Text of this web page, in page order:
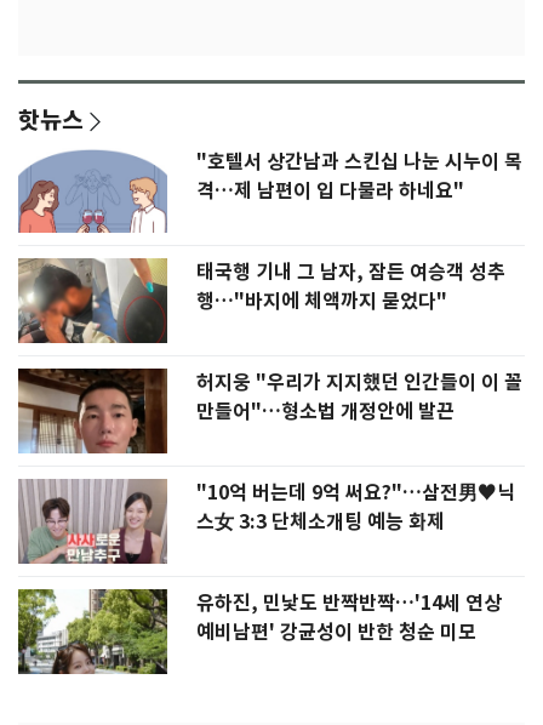
핫뉴스
"호텔서 상간남과 스킨십 나눈 시누이 목
격…제 남편이 입 다물라 하네요"
태국행 기내 그 남자, 잠든 여승객 성추
행…"바지에 체액까지 묻었다"
허지웅 "우리가 지지했던 인간들이 이 꼴
만들어"…형소법 개정안에 발끈
"10억 버는데 9억 써요?"…삼전男♥닉
스女 3:3 단체소개팅 예능 화제
유하진, 민낯도 반짝반짝…'14세 연상
예비남편' 강균성이 반한 청순 미모